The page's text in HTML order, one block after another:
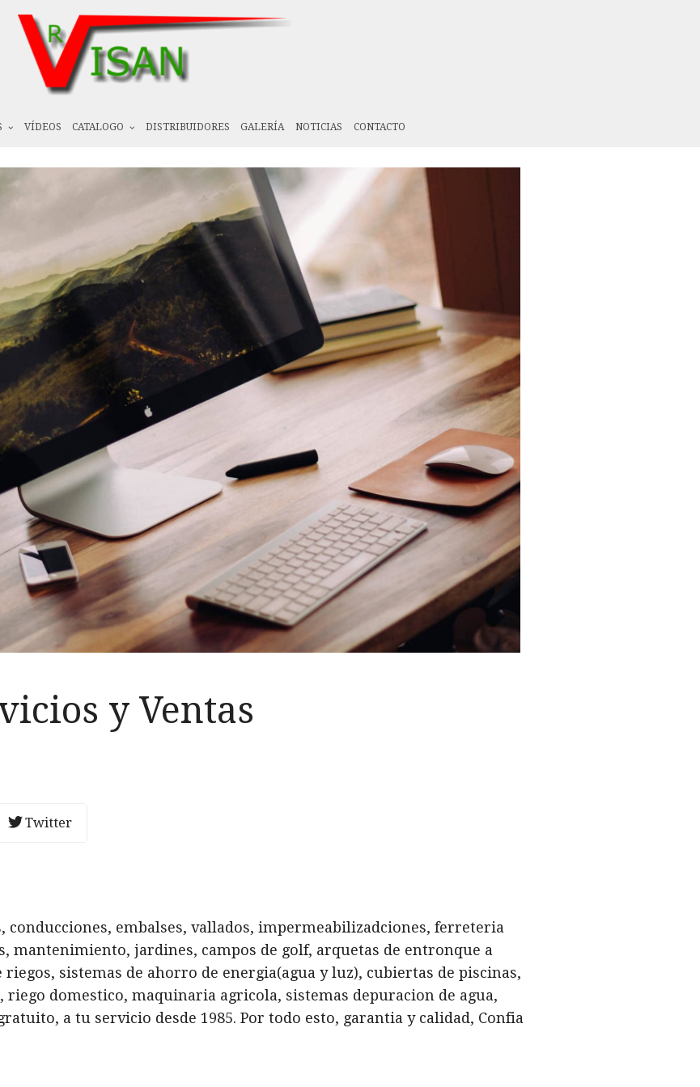
VÍDEOS CATALOGO DISTRIBUIDORES GALERÍA NOTICIAS CONTACTO
y Ventas
Twitter
conducciones, embalses, vallados, impermeabilizadciones, ferreteria
mantenimiento, jardines, campos de golf, arquetas de entronque a
sistemas de ahorro de energia(agua y luz), cubiertas de piscinas,
riego domestico, maquinaria agricola, sistemas depuracion de agua,
a tu servicio desde 1985. Por todo esto, garantia y calidad, Confia